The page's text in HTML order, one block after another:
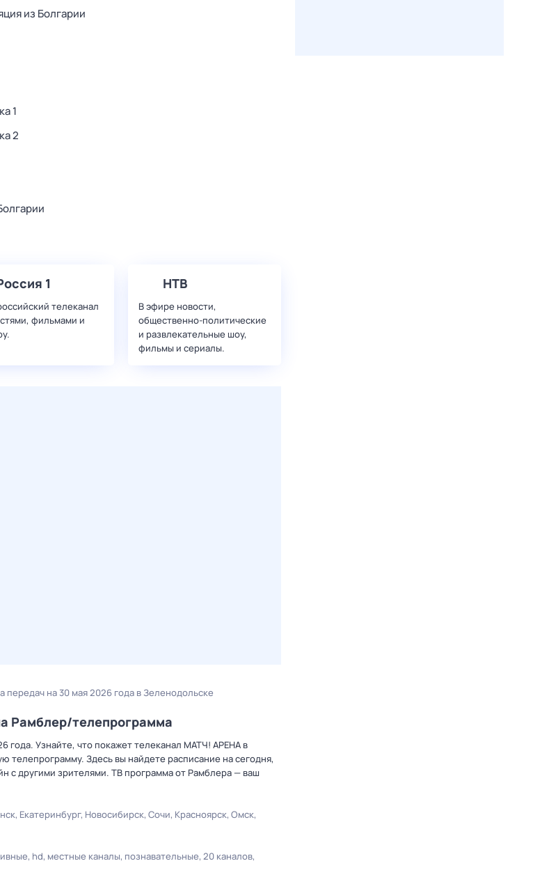
из Болгарии
1
2
1
телеканал
фильмами и
НТВ
В эфире новости,
общественно-политические
и развлекательные шоу,
фильмы и сериалы.
на 30 мая 2026 года в Зеленодольске
Рамблер/телепрограмма
года. Узнайте, что покажет телеканал МАТЧ! АРЕНА в
Здесь вы найдете расписание на сегодня,
с другими зрителями. ТВ программа от Рамблера — ваш
Екатеринбург Новосибирск Сочи Красноярск Омск
hd местные каналы познавательные 20 каналов